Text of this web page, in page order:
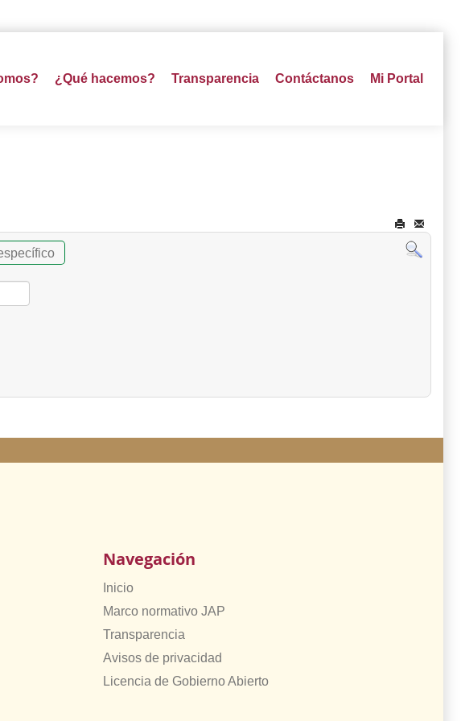
¿Qué hacemos? Transparencia Contáctanos Mi Portal
Navegación
Inicio
Marco normativo JAP
Transparencia
Avisos de privacidad
Licencia de Gobierno Abierto